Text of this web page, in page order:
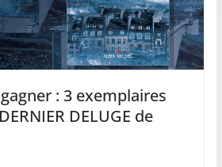
: 3 exemplaires
DELUGE de